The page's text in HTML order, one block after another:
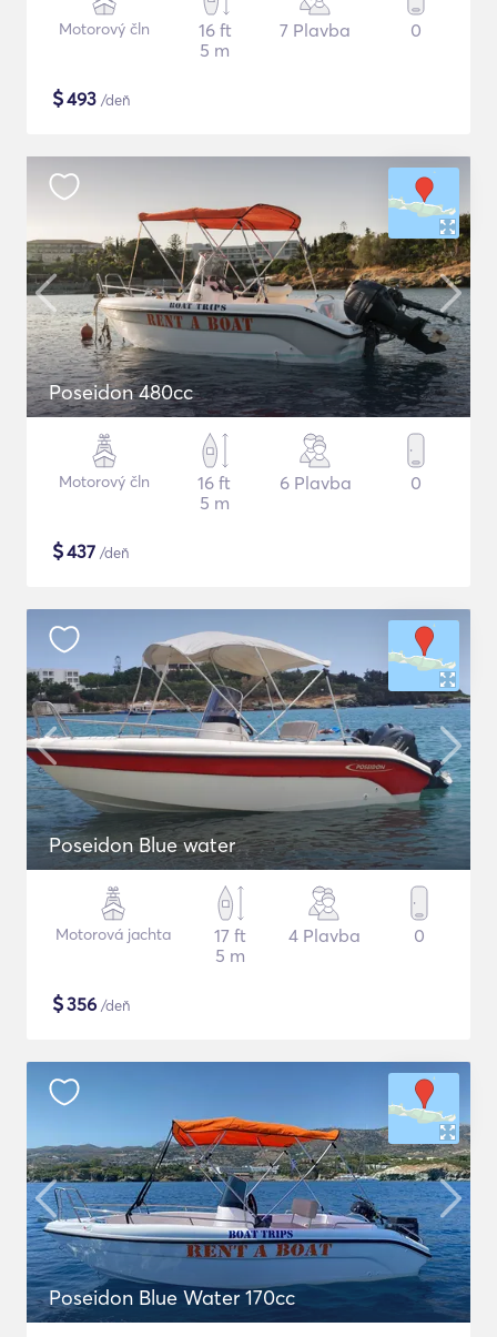
Motorový čln
16 ft
5 m
7 Plavba 0
$493 /deň
Poseidon 480cc
Motorový čln
16 ft
5 m
6 Plavba 0
$437 /deň
Poseidon Blue water
Motorová jachta
17 ft
5 m
4 Plavba 0
$356 /deň
Poseidon Blue Water 170cc